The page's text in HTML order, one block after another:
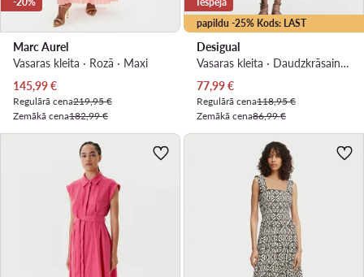
Marc Aurel
Vasaras kleita · Rozā · Maxi
Pašreizējā cena
145,99€
Regulārā cena219,95 €
Zemākā cena182,99 €
papildu -25% Kods: LAST
Desigual
Vasaras kleita · Daudzkrāsains · Midi
Pašreizējā cena
77,99€
Regulārā cena118,95 €
Zemākā cena86,99 €